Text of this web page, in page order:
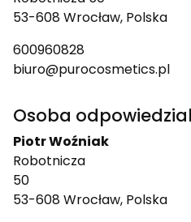
53-608 Wrocław, Polska
600960828
biuro@purocosmetics.pl
Osoba
Piotr Woźniak
Robotnicza
50
53-608 Wrocław, Polska